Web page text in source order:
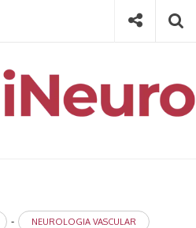
and press enter to search
Social
- NEUROLOGIA VASCULAR